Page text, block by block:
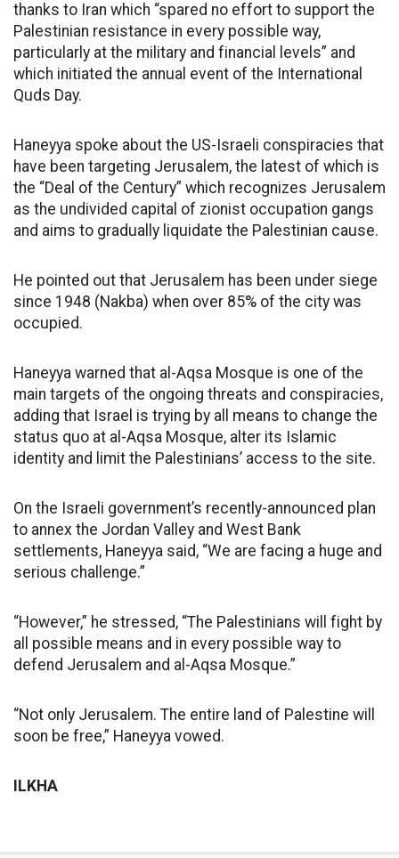
thanks to Iran which “spared no effort to support the
Palestinian resistance in every possible way,
particularly at the military and financial levels” and
which initiated the annual event of the International
Quds Day.
Haneyya spoke about the US-Israeli conspiracies that
have been targeting Jerusalem, the latest of which is
the “Deal of the Century” which recognizes Jerusalem
as the undivided capital of zionist occupation gangs
and aims to gradually liquidate the Palestinian cause.
He pointed out that Jerusalem has been under siege
since 1948 (Nakba) when over 85% of the city was
occupied.
Haneyya warned that al-Aqsa Mosque is one of the
main targets of the ongoing threats and conspiracies,
adding that Israel is trying by all means to change the
status quo at al-Aqsa Mosque, alter its Islamic
identity and limit the Palestinians’ access to the site.
On the Israeli government’s recently-announced plan
to annex the Jordan Valley and West Bank
settlements, Haneyya said, “We are facing a huge and
serious challenge.”
“However,” he stressed, “The Palestinians will fight by
all possible means and in every possible way to
defend Jerusalem and al-Aqsa Mosque.”
“Not only Jerusalem. The entire land of Palestine will
soon be free,” Haneyya vowed.
ILKHA